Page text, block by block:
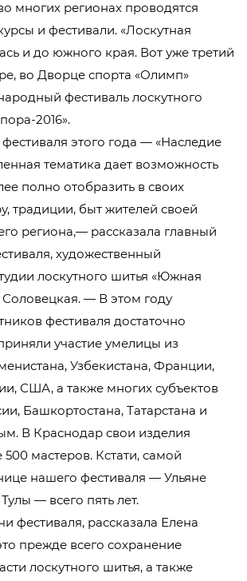
многих регионах проводятся
и фестивали. «Лоскутная
и до южного края. Вот уже третий
во Дворце спорта «Олимп»
фестиваль лоскутного
2016».
этого года — «Наследие
тематика дает возможность
полно отобразить в своих
традиции, быт жителей своей
региона,— рассказала главный
художественный
лоскутного шитья «Южная
Соловецкая. — В этом году
фестиваля достаточно
участие умелицы из
Узбекистана, Франции,
США, а также многих субъектов
Башкортостана, Татарстана и
В Краснодар свои изделия
мастеров. Кстати, самой
нашего фестиваля — Ульяне
— всего пять лет.
фестиваля, рассказала Елена
прежде всего сохранение
лоскутного шитья, а также